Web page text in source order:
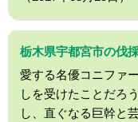
栃木県宇都宮市の伐
愛する名優コニファ
しを受けたことだろ
し、直ぐなる巨幹と